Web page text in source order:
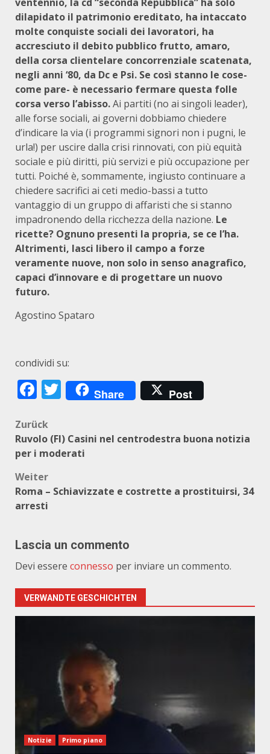
dilapidato il patrimonio ereditato, ha intaccato
molte conquiste sociali dei lavoratori, ha
accresciuto il debito pubblico frutto, amaro,
della corsa clientelare concorrenziale scatenata,
negli anni ‘80, da Dc e Psi. Se così stanno le cose-
come pare- è necessario fermare questa folle
corsa verso l’abisso.Ai partiti (no ai singoli leader),
alle forse sociali, ai governi dobbiamo chiedere
d’indicare la via (i programmi signori non i pugni, le
urla!) per uscire dalla crisi rinnovati, con più equità
sociale e più diritti, più servizi e più occupazione per
tutti. Poiché è, sommamente, ingiusto continuare a
chiedere sacrifici ai ceti medio-bassi a tutto
vantaggio di un gruppo di affaristi che si stanno
impadronendo della ricchezza della nazione. Le
ricette? Ognuno presenti la propria, se ce l’ha.
Altrimenti, lasci libero il campo a forze
veramente nuove, non solo in senso anagrafico,
capaci d’innovare e di progettare un nuovo
futuro.
Agostino Spataro
condividi su:
Facebook
Twitter
Share Post
Beitragsnavigation
Zurück
Ruvolo (FI) Casini nel centrodestra buona notizia
per i moderati
Weiter
Roma – Schiavizzate e costrette a prostituirsi, 34
arresti
Lascia un commento
Devi essere connesso per inviare un commento.
VERWANDTE GESCHICHTEN
Notizie Primo piano